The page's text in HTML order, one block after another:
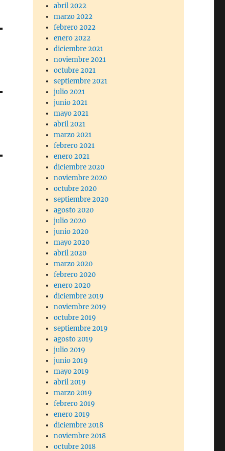
abril 2022
marzo 2022
febrero 2022
enero 2022
diciembre 2021
noviembre 2021
octubre 2021
septiembre 2021
julio 2021
junio 2021
mayo 2021
abril 2021
marzo 2021
febrero 2021
enero 2021
diciembre 2020
noviembre 2020
octubre 2020
septiembre 2020
agosto 2020
julio 2020
junio 2020
mayo 2020
abril 2020
marzo 2020
febrero 2020
enero 2020
diciembre 2019
noviembre 2019
octubre 2019
septiembre 2019
agosto 2019
julio 2019
junio 2019
mayo 2019
abril 2019
marzo 2019
febrero 2019
enero 2019
diciembre 2018
noviembre 2018
octubre 2018